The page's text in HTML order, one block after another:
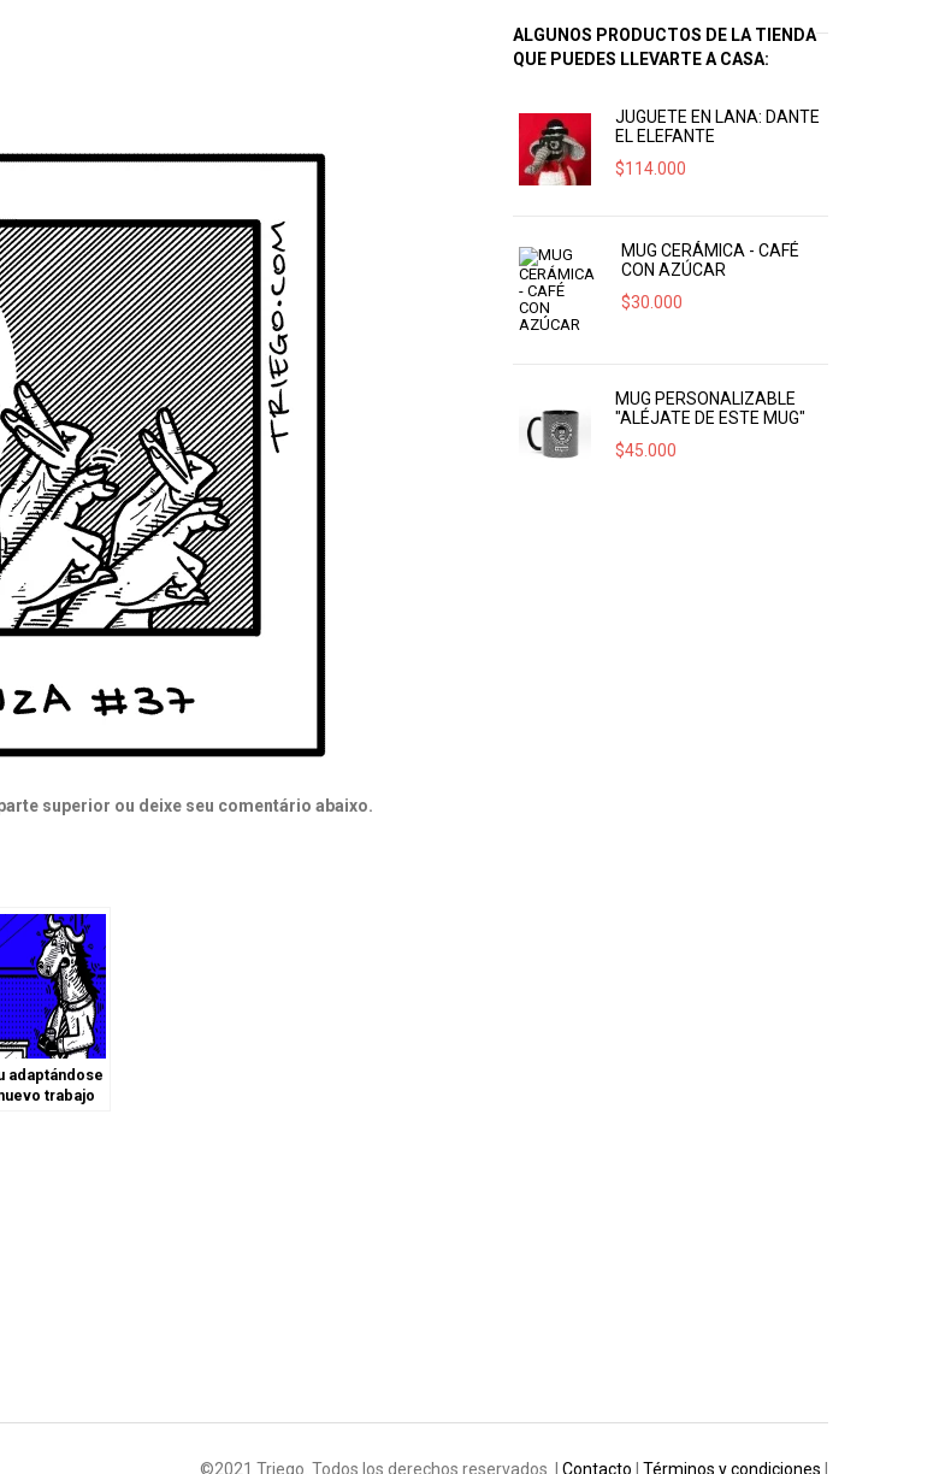
superior ou deixe seu comentário abaixo.
adaptándose
trabajo
ALGUNOS PRODUCTOS DE LA TIENDA
QUE PUEDES LLEVARTE A CASA:
JUGUETE EN LANA: DANTE
EL ELEFANTE
$114.000
MUG CERÁMICA - CAFÉ
CON AZÚCAR
$30.000
MUG PERSONALIZABLE
"ALÉJATE DE ESTE MUG"
$45.000
©2021 Triego. Todos los derechos reservados. | Contacto Términos y condiciones